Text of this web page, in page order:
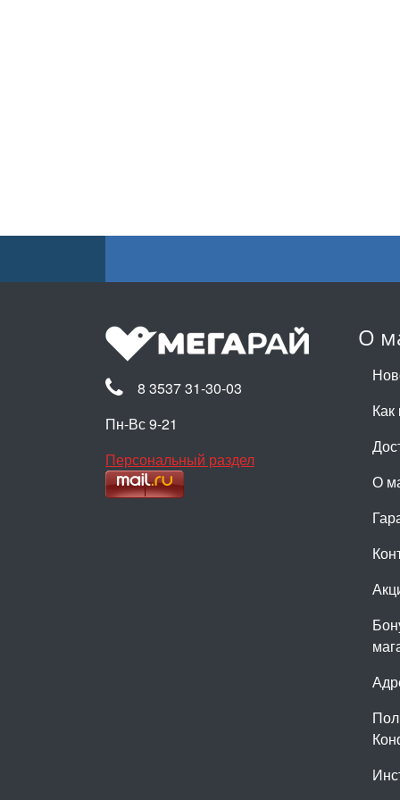
О
Как
О
8 3537 31-30-03
Пн-Вс 9-21
Персональный раздел